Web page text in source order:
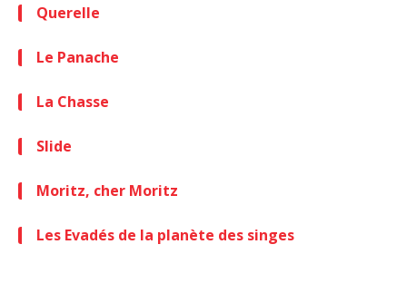
Querelle
Le Panache
La Chasse
Slide
Moritz, cher Moritz
Les Evadés de la planète des singes